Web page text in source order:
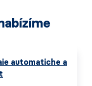
automatiche a